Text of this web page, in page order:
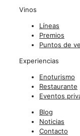
Vinos
Líneas
Premios
Puntos de
Experiencias
Enoturismo
Restaurante
Eventos
Blog
Noticias
Contacto